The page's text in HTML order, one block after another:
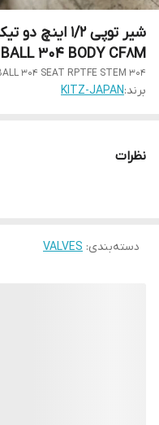
304 BODY CF8M
304 SEAT RPTFE STEM 304
برند:KITZ-JAPAN
نظرات
دسته‌بندی:
VALVES